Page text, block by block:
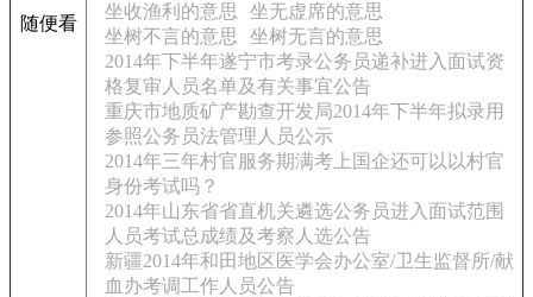
随便看
坐收渔利的意思
坐无虚席的意思
坐树不言的意思
坐树无言的意思
2014年下半年遂宁市考录公务员递补进入面试资
格复审人员名单及有关事宜公告
重庆市地质矿产勘查开发局2014年下半年拟录用
参照公务员法管理人员公示
2014年三年村官服务期满考上国企还可以以村官
身份考试吗？
2014年山东省省直机关遴选公务员进入面试范围
人员考试总成绩及考察人选公告
新疆2014年和田地区医学会办公室/卫生监督所/献
血办考调工作人员公告